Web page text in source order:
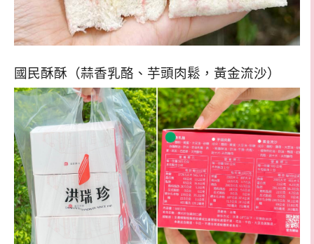
國民酥酥（蒜香乳酪、芋頭肉鬆，黃金流沙）